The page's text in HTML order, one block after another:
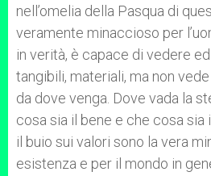
nell’omelia della Pasqua di
veramente minaccioso per
in verità, è capace di vedere
tangibili, materiali, ma non
da dove venga. Dove vada la
cosa sia il bene e che cosa sia
il buio sui valori sono la vera
esistenza e per il mondo in